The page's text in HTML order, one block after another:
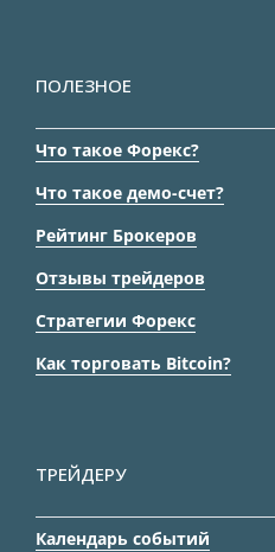
ПОЛЕЗНОЕ
Что такое Форекс?
Что такое демо-счет?
Рейтинг Брокеров
Отзывы трейдеров
Стратегии Форекс
Как торговать Bitcoin?
ТРЕЙДЕРУ
Календарь событий